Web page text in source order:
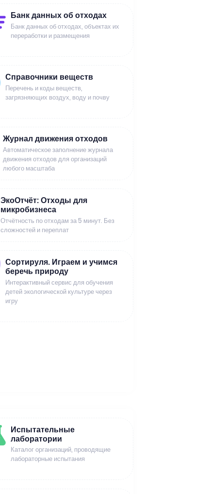
Банк данных об отходах
Банк данных об отходах, объектах их
переработки и размещения
Справочники веществ
Перечень и коды веществ,
загрязняющих воздух, воду и почву
Журнал движения отходов
Автоматическое заполнение журнала
движения отходов для организаций
любого масштаба
ЭкоОтчёт: Отходы для
микробизнеса
Отчётность по отходам за 5 минут. Без
сложностей и переплат
Сортируля. Играем и учимся
беречь природу
Интерактивный сервис для обучения
детей экологической культуре через
игру
Испытательные
лаборатории
Каталог организаций, проводящие
лабораторные испытания